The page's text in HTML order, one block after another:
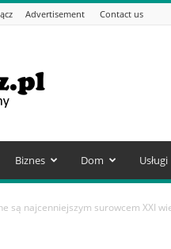
Advertisement Contact us
Biznes Dom Usługi
są najcenniejszym surowcem XXI